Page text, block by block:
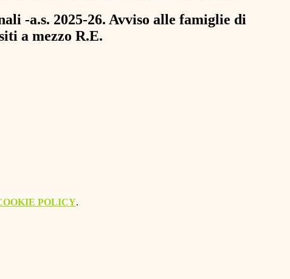
-a.s. 2025-26. Avviso alle famiglie di
a mezzo R.E.
POLICY.